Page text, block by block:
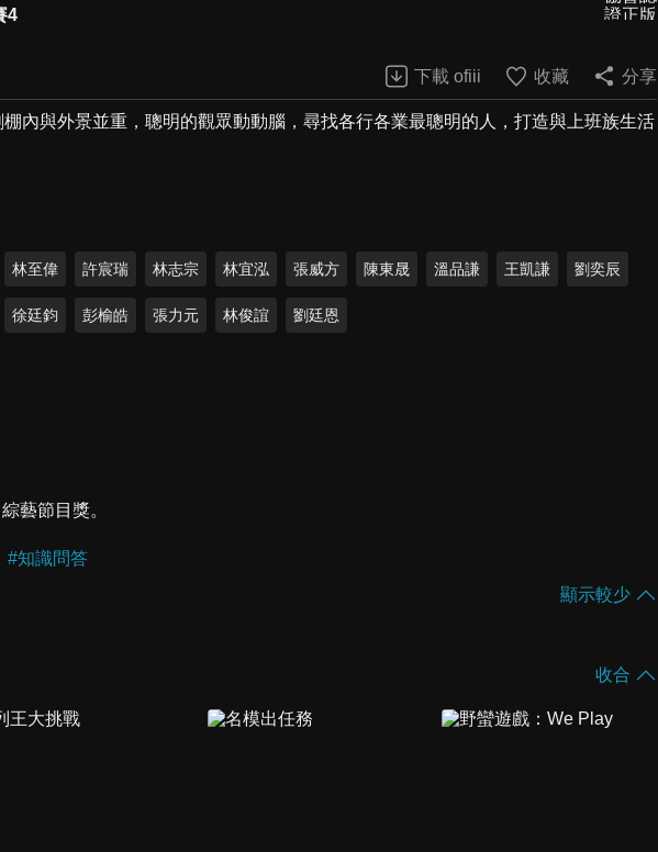
4
下載 ofiii 收藏 分享
內與外景並重，聰明的觀眾動動腦，尋找各行各業最聰明的人，打造與上班族生活
林至偉 許宸瑞 林志宗 林宜泓 張威方 陳東晟 溫品謙 王凱謙 劉奕辰
徐廷鈞 彭榆皓 張力元 林俊誼 劉廷恩
藝節目獎。
#知識問答
顯示較少
收合